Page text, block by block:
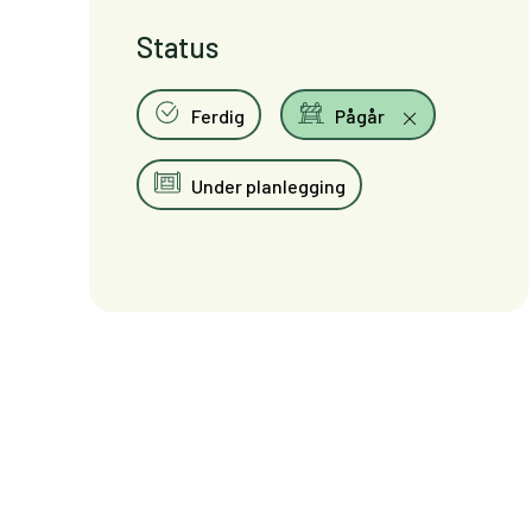
Status
Ferdig Pågår
Under planlegging